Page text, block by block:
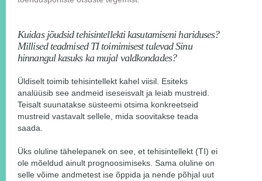
Kuidas jõudsid tehisintellekti kasutamiseni hariduses?
Millised teadmised TI toimimisest tulevad Sinu
hinnangul kasuks ka mujal valdkondades?
Üldiselt toimib tehisintellekt kahel viisil. Esiteks
analüüsib see andmeid iseseisvalt ja leiab mustreid.
Teisalt suunatakse süsteemi otsima konkreetseid
mustreid vastavalt sellele, mida soovitakse teada
saada.
Üks oluline tähelepanek on see, et tehisintellekt (TI) ei
ole mõeldud ainult prognoosimiseks. Sama oluline on
selle võime andmetest ise õppida ja nende põhjal uut